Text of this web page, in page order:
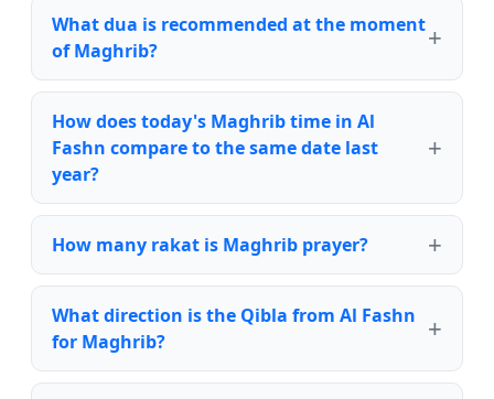
What dua is recommended at the moment
of Maghrib?
How does today's Maghrib time in Al
Fashn compare to the same date last
year?
How many rakat is Maghrib prayer?
What direction is the Qibla from Al Fashn
for Maghrib?